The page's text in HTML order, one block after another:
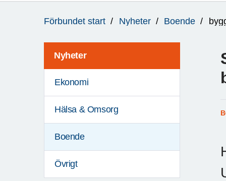
är
Förbundet start Nyheter Boende
Nyheter
Ekonomi
Hälsa & Omsorg
Boende
Övrigt